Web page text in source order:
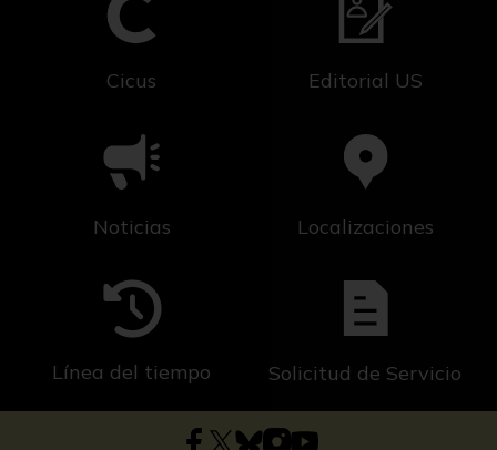
Cicus Editorial US
Noticias Localizaciones
Línea del tiempo Solicitud de Servicio